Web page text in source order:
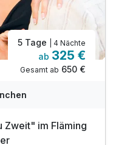
5 Tage | 4 Nächte
ab 325 €
Gesamt ab 650 €